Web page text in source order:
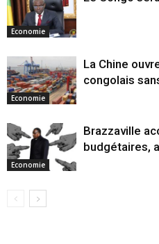
Economie
Economie
La Chine
congolais
Economie
Brazzaville
budgétaires,